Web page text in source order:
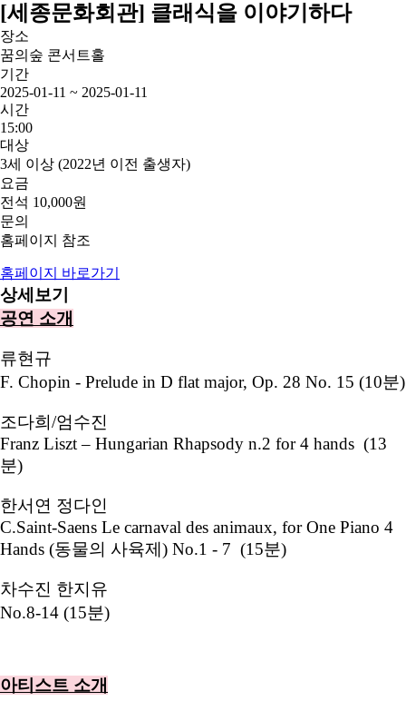
[세종문화회관] 클래식을 이야기하다
장소
꿈의숲 콘서트홀
기간
2025-01-11 ~ 2025-01-11
시간
15:00
대상
3세 이상 (2022년 이전 출생자)
요금
전석 10,000원
문의
홈페이지 참조
홈페이지 바로가기
상세보기
공연 소개
류현규
F. Chopin - Prelude in D flat major, Op. 28 No. 15 (10분)
조다희/엄수진
Franz Liszt – Hungarian Rhapsody n.2 for 4 hands (13
분)
한서연 정다인
C.Saint-Saens Le carnaval des animaux, for One Piano 4
Hands (동물의 사육제) No.1 - 7 (15분)
차수진 한지유
No.8-14 (15분)
아티스트 소개